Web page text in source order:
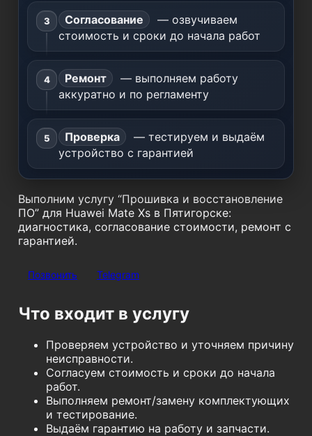
Согласование
— озвучиваем
стоимость и сроки до начала работ
Ремонт
— выполняем работу
аккуратно и по регламенту
Проверка
— тестируем и выдаём
устройство с гарантией
Выполним услугу “Прошивка и восстановление
ПО” для Huawei Mate Xs в Пятигорске:
диагностика, согласование стоимости, ремонт с
гарантией.
Позвонить Telegram
Что входит в услугу
Проверяем устройство и уточняем причину
неисправности.
Согласуем стоимость и сроки до начала
работ.
Выполняем ремонт/замену комплектующих
и тестирование.
Выдаём гарантию на работу и запчасти.